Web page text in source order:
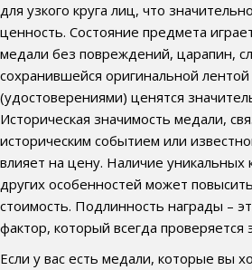
для узкого круга лиц, что
ценность. Состояние предмета
медали без повреждений, царапин,
сохранившейся оригинальной
(удостоверениями) ценятся
Историческая значимость медали,
историческим событием или
влияет на цену. Наличие уникальных
других особенностей может
стоимость. Подлинность награды –
фактор, который всегда проверяется
Если у вас есть медали, которые вы